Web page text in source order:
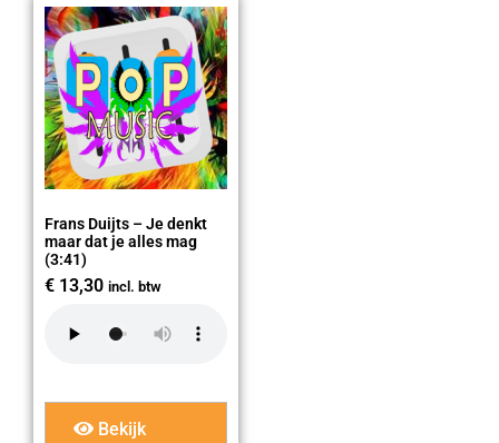
Frans Duijts – Je denkt
maar dat je alles mag
(3:41)
€ 13,30 incl. btw
Bekijk